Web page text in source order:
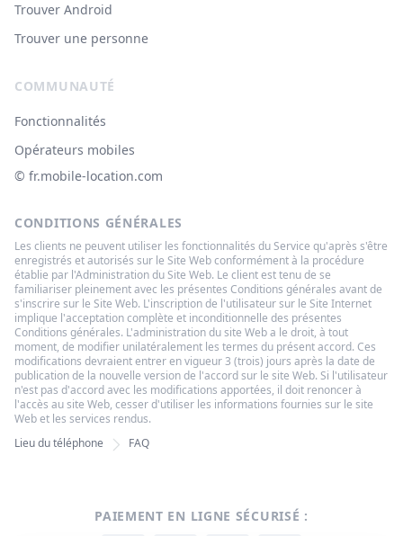
Trouver Android
Trouver une personne
COMMUNAUTÉ
Fonctionnalités
Opérateurs mobiles
© ‌fr.mobile-location.com
CONDITIONS GÉNÉRALES
Les clients ne peuvent utiliser les fonctionnalités du Service qu'après s'être
enregistrés et autorisés sur le Site Web conformément à la procédure
établie par l'Administration du Site Web. Le client est tenu de se
familiariser pleinement avec les présentes Conditions générales avant de
s'inscrire sur le Site Web. L'inscription de l'utilisateur sur le Site Internet
implique l'acceptation complète et inconditionnelle des présentes
Conditions générales. L'administration du site Web a le droit, à tout
moment, de modifier unilatéralement les termes du présent accord. Ces
modifications devraient entrer en vigueur 3 (trois) jours après la date de
publication de la nouvelle version de l'accord sur le site Web. Si l'utilisateur
n'est pas d'accord avec les modifications apportées, il doit renoncer à
l'accès au site Web, cesser d'utiliser les informations fournies sur le site
Web et les services rendus.
Lieu du téléphone
FAQ
PAIEMENT EN LIGNE SÉCURISÉ :